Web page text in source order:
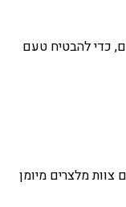
כדי להבטיח טעם
צוות מלצרים מיומן